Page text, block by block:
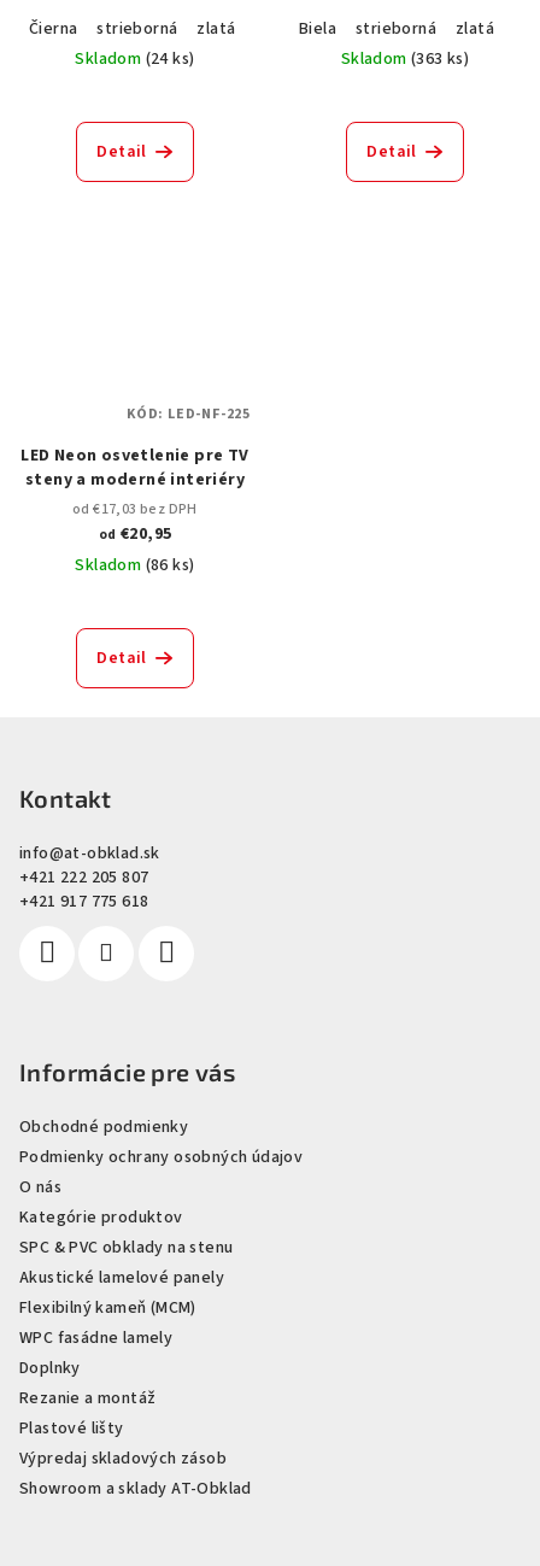
Čierna
strieborná zlatá
šampanské
Skladom (24 ks)
Detail
Biela
strieborná
zlatá
Skladom (363 ks)
Detail
LED Neon osvetlenie pre TV
steny a moderné interiéry
od €17,03 bez DPH
od €20,95
Skladom (86 ks)
Detail
KÓD: LED-NF-225
Kontakt
info@at-obklad.sk
+421 222 205 807
+421 917 775 618
Informácie pre vás
Obchodné podmienky
Podmienky ochrany osobných údajov
O nás
Kategórie produktov
SPC & PVC obklady na stenu
Akustické lamelové panely
Flexibilný kameň (MCM)
WPC fasádne lamely
Doplnky
Rezanie a montáž
Plastové lišty
Výpredaj skladových zásob
Showroom a sklady AT-Obklad